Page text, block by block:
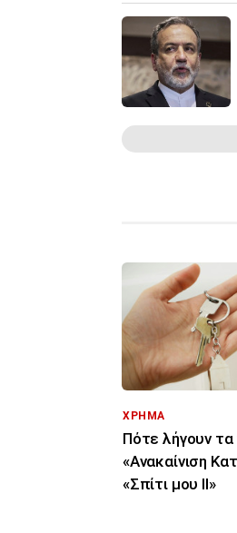
ΧΡΗΜΑ
Πότε λήγουν
«Ανακαίνιση
«Σπίτι μου ΙΙ»